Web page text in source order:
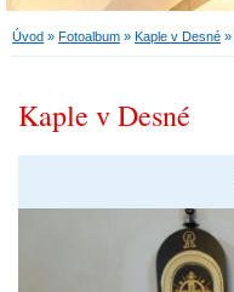
Úvod » Fotoalbum » Kaple v Desné »
Kaple v Desné